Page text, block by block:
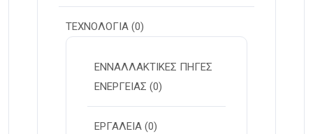
ΤΕΧΝΟΛΟΓΙΑ (0)
ΕΝΝΑΛΛΑΚΤΙΚΕΣ ΠΗΓΕΣ
ΕΝΕΡΓΕΙΑΣ (0)
ΕΡΓΑΛΕΙΑ (0)